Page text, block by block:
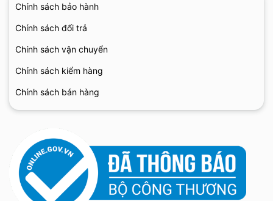
Chính sách bảo hành
Chính sách đổi trả
Chính sách vận chuyển
Chính sách kiểm hàng
Chính sách bán hàng